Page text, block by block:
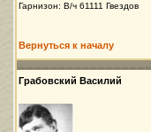
Гарнизон: В/ч 61111 Гвездов
Вернуться к началу
Грабовский Василий